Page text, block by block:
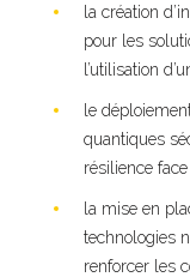
la création
pour les
l’utilisation
le
quantiques
résilience
la mise en
technologies
renforcer les